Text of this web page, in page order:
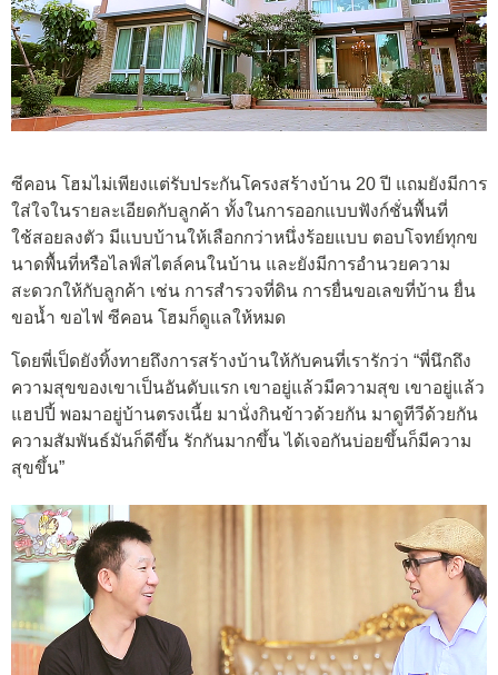
ซีคอน โฮมไม่เพียงแต่รับประกันโครงสร้างบ้าน 20 ปี แถมยังมีการ
ใส่ใจในรายละเอียดกับลูกค้า ทั้งในการออกแบบฟังก์ชั่นพื้นที่
ใช้สอยลงตัว มีแบบบ้านให้เลือกกว่าหนึ่งร้อยแบบ ตอบโจทย์ทุกข
นาดพื้นที่หรือไลฟ์สไตล์คนในบ้าน และยังมีการอำนวยความ
สะดวกให้กับลูกค้า เช่น การสำรวจที่ดิน การยื่นขอเลขที่บ้าน ยื่น
ขอน้ำ ขอไฟ ซีคอน โฮมก็ดูแลให้หมด
โดยพี่เป็ดยังทิ้งทายถึงการสร้างบ้านให้กับคนที่เรารักว่า “พี่นึกถึง
ความสุขของเขาเป็นอันดับแรก เขาอยู่แล้วมีความสุข เขาอยู่แล้ว
แฮปปี้ พอมาอยู่บ้านตรงเนี้ย มานั่งกินข้าวด้วยกัน มาดูทีวีด้วยกัน
ความสัมพันธ์มันก็ดีขึ้น รักกันมากขึ้น ได้เจอกันบ่อยขึ้นก็มีความ
สุขขึ้น”